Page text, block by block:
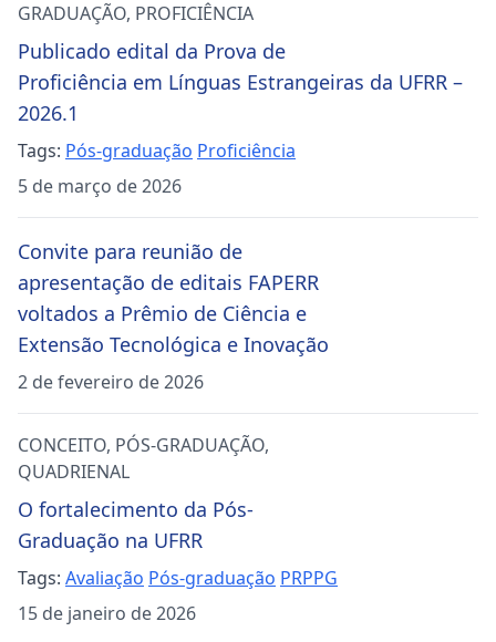
GRADUAÇÃO, PROFICIÊNCIA
Publicado edital da Prova de
Proficiência em Línguas Estrangeiras da UFRR –
2026.1
Tags: Pós-graduação Proficiência
5 de março de 2026
Convite para reunião de
apresentação de editais FAPERR
voltados a Prêmio de Ciência e
Extensão Tecnológica e Inovação
2 de fevereiro de 2026
CONCEITO, PÓS-GRADUAÇÃO,
QUADRIENAL
O fortalecimento da Pós-
Graduação na UFRR
Tags: Avaliação Pós-graduação PRPPG
15 de janeiro de 2026